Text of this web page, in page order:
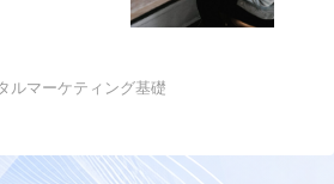
ルマーケティング基礎